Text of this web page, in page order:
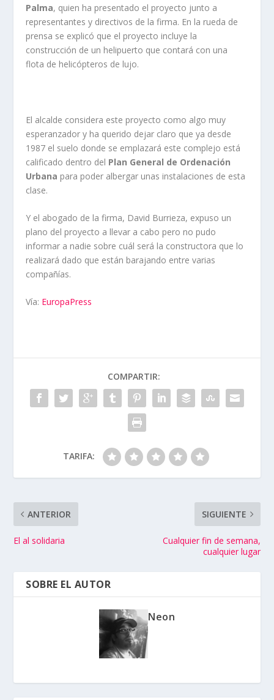
Palma, quien ha presentado el proyecto junto a
representantes y directivos de la firma. En la rueda de
prensa se explicó que el proyecto incluye la
construcción de un helipuerto que contará con una
flota de helicópteros de lujo.
El alcalde considera este proyecto como algo muy
esperanzador y ha querido dejar claro que ya desde
1987 el suelo donde se emplazará este complejo está
calificado dentro del Plan General de Ordenación
Urbana para poder albergar unas instalaciones de esta
clase.
Y el abogado de la firma, David Burrieza, expuso un
plano del proyecto a llevar a cabo pero no pudo
informar a nadie sobre cuál será la constructora que lo
realizará dado que están barajando entre varias
compañías.
Vía: EuropaPress
COMPARTIR:
TARIFA:
ANTERIOR
El al solidaria
SIGUIENTE
Cualquier fin de semana,
cualquier lugar
SOBRE EL AUTOR
Neon